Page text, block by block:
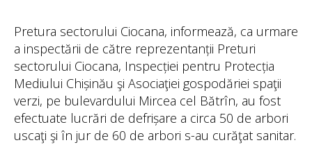
Pretura sectorului Ciocana, informează, ca urmare
a inspectării de către reprezentanții Preturi
sectorului Ciocana, Inspecției pentru Protecția
Mediului Chișinău şi Asociaţiei gospodăriei spaţii
verzi, pe bulevardului Mircea cel Bătrîn, au fost
efectuate lucrări de defrișare a circa 50 de arbori
uscaţi şi în jur de 60 de arbori s-au curăţat sanitar.